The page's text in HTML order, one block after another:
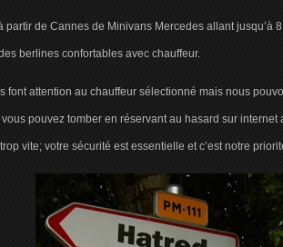
partir de Cannes de Minivans Mercedes allant jusqu’à
berlines confortables avec chauffeur.
font attention au chauffeur sélectionné mais nous
vous pouvez tomber en réservant au hasard sur internet
vite; votre sécurité est essentielle et c’est notre